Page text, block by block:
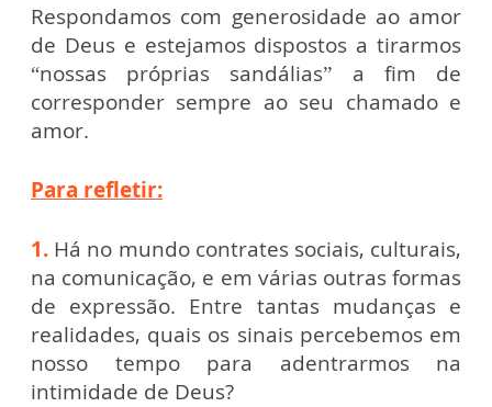
Respondamos com generosidade ao amor
de Deus e estejamos dispostos a tirarmos
“nossas próprias sandálias” a fim de
corresponder sempre ao seu chamado e
amor.
Para refletir:
1. Há no mundo contrates sociais, culturais,
na comunicação, e em várias outras formas
de expressão. Entre tantas mudanças e
realidades, quais os sinais percebemos em
nosso tempo para adentrarmos na
intimidade de Deus?